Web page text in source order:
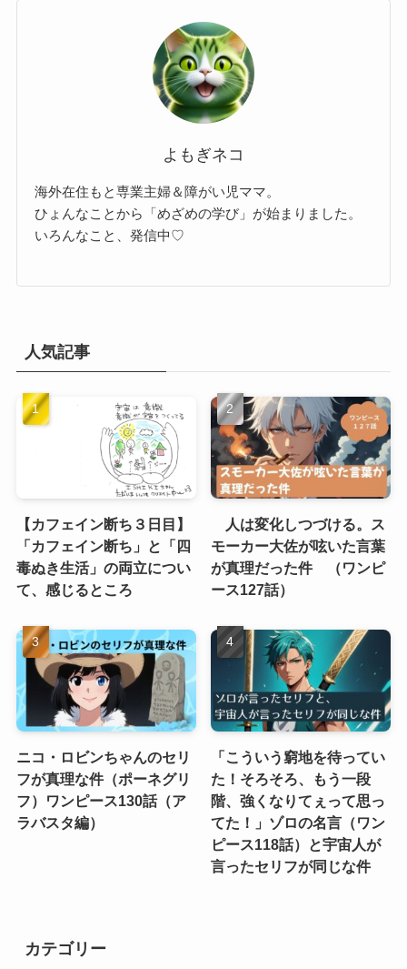
よもぎネコ
海外在住もと専業主婦＆障がい児ママ。
ひょんなことから「めざめの学び」が始まりました。
いろんなこと、発信中♡
人気記事
【カフェイン断ち３日目】
「カフェイン断ち」と「四
毒ぬき生活」の両立につい
て、感じるところ
人は変化しつづける。ス
モーカー大佐が呟いた言葉
が真理だった件 （ワンピ
ース127話）
ニコ・ロビンちゃんのセリ
フが真理な件（ポーネグリ
フ）ワンピース130話（ア
ラバスタ編）
「こういう窮地を待ってい
た！そろそろ、もう一段
階、強くなりてぇって思っ
てた！」ゾロの名言（ワン
ピース118話）と宇宙人が
言ったセリフが同じな件
カテゴリー